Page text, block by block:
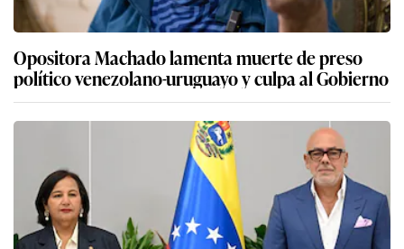
Opositora Machado lamenta muerte de preso
político venezolano-uruguayo y culpa al Gobierno